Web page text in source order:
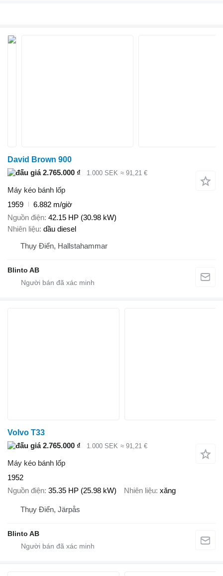
David Brown 900
2.765.000 ₫
1.000 SEK ≈ 91,21 €
Máy kéo bánh lốp
1959
6.882 m/giờ
Nguồn điện 42.15 HP (30.98 kW)
Nhiên liệu dầu diesel
Thụy Điển, Hallstahammar
Blinto AB
Volvo T33
2.765.000 ₫
1.000 SEK ≈ 91,21 €
Máy kéo bánh lốp
1952
Nguồn điện 35.35 HP (25.98 kW) Nhiên liệu xăng
Thụy Điển, Järpås
Blinto AB